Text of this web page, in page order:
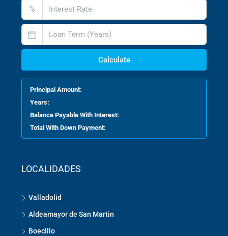
%
Calculate
Principal Amount:
Years:
Balance Payable With Interest:
Total With Down Payment:
LOCALIDADES
Valladolid
Aldeamayor de San Martin
Boecillo